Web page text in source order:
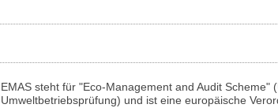
EMAS steht für "Eco-Management and Audit Scheme"
Umweltbetriebsprüfung) und ist eine europäische